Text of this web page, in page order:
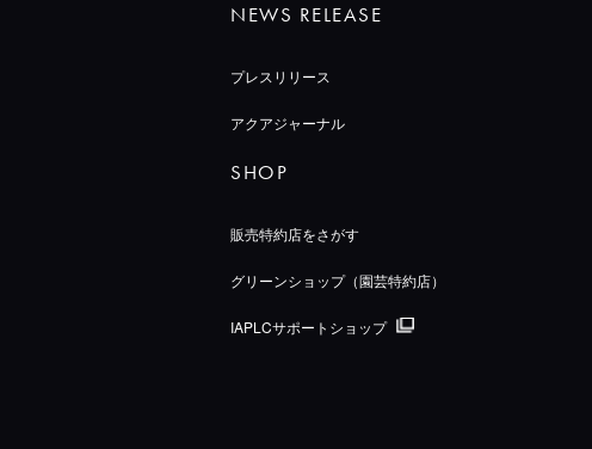
NEWS RELEASE
プレスリリース
アクアジャーナル
SHOP
販売特約店をさがす
グリーンショップ（園芸特約店）
IAPLCサポートショップ